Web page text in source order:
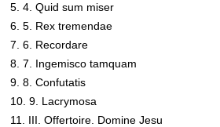
5. 4. Quid sum miser
6. 5. Rex tremendae
7. 6. Recordare
8. 7. Ingemisco tamquam
9. 8. Confutatis
10. 9. Lacrymosa
11. III. Offertoire. Domine Jesu